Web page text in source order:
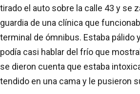
tirado el auto sobre la calle 43 y se
guardia de una clínica que
terminal de ómnibus. Estaba pálido
podía casi hablar del frío que
se dieron cuenta que estaba
tendido en una cama y le pusieron